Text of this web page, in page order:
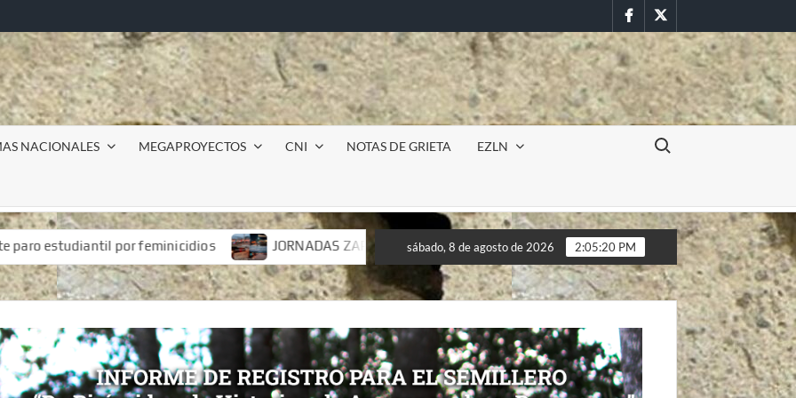
FacebookTwitter
NACIONALES MEGAPROYECTOS CNI NOTAS DE GRIETA EZLN
Buscar:
JORNADAS ZAPATISTAS «Justicia para Samir y autodeterminación para los pueblos». 22 DE FEBRERO DE 2026,
JORNADAS ZAPATISTAS «Justicia para Samir y autodeterminación para los pueblos». 22 DE FEBRERO DE 2026,
sábado, 8 de agosto de 2026 2:05:22 PM